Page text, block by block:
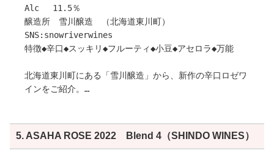
Alc 11.5％
醸造所 雪川醸造 （北海道東川町）
SNS:snowriverwines
特徴◆辛口◆スッキリ◆フルーティ◆小豆◆アセロラ◆万能
北海道東川町にある「雪川醸造」から、新作の辛口ロゼワ
インをご紹介。
豚肉やオリーブオイル、酸味のある料理との相性も抜群で
5. ASAHA ROSE 2022 Blend 4（SHINDO WINES）